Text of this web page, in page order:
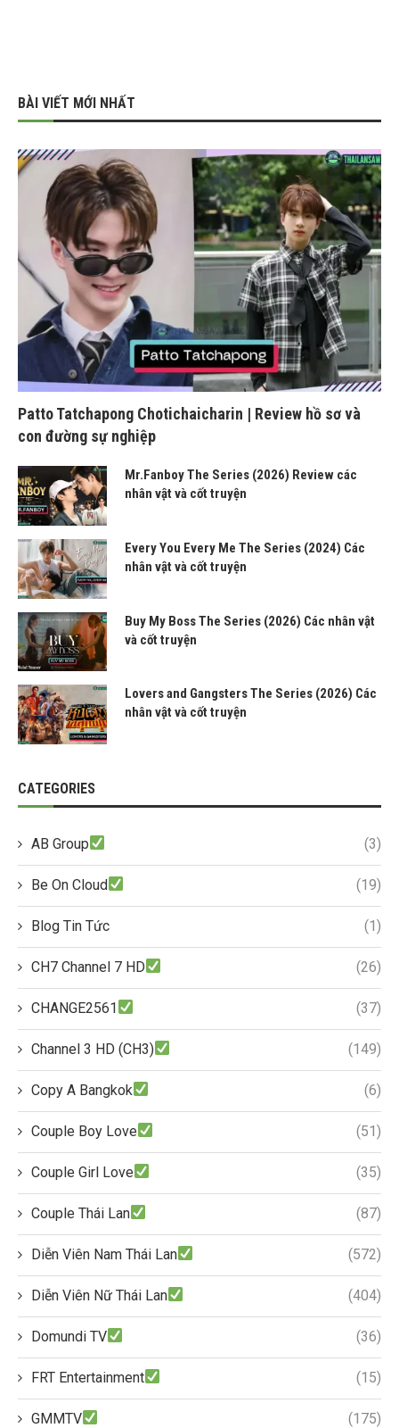
BÀI VIẾT MỚI NHẤT
Patto Tatchapong Chotichaicharin | Review hồ sơ và
con đường sự nghiệp
Mr.Fanboy The Series (2026) Review các
nhân vật và cốt truyện
Every You Every Me The Series (2024) Các
nhân vật và cốt truyện
Buy My Boss The Series (2026) Các nhân vật
và cốt truyện
Lovers and Gangsters The Series (2026) Các
nhân vật và cốt truyện
CATEGORIES
AB Group (3)
Be On Cloud (19)
Blog Tin Tức (1)
CH7 Channel 7 HD (26)
CHANGE2561 (37)
Channel 3 HD (CH3) (149)
Copy A Bangkok (6)
Couple Boy Love (51)
Couple Girl Love (35)
Couple Thái Lan (87)
Diễn Viên Nam Thái Lan (572)
Diễn Viên Nữ Thái Lan (404)
Domundi TV (36)
FRT Entertainment (15)
GMMTV (175)